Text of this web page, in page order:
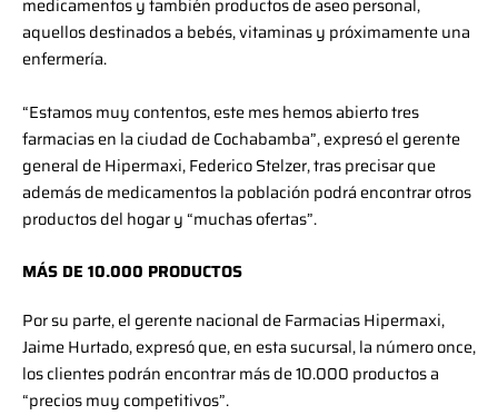
medicamentos y también productos de aseo personal,
aquellos destinados a bebés, vitaminas y próximamente una
enfermería.
“Estamos muy contentos, este mes hemos abierto tres
farmacias en la ciudad de Cochabamba”, expresó el gerente
general de Hipermaxi, Federico Stelzer, tras precisar que
además de medicamentos la población podrá encontrar otros
productos del hogar y “muchas ofertas”.
MÁS DE 10.000 PRODUCTOS
Por su parte, el gerente nacional de Farmacias Hipermaxi,
Jaime Hurtado, expresó que, en esta sucursal, la número once,
los clientes podrán encontrar más de 10.000 productos a
“precios muy competitivos”.